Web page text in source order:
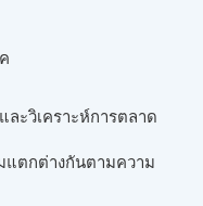
ะวิเคราะห์การตลาด
แตกต่างกันตามความ